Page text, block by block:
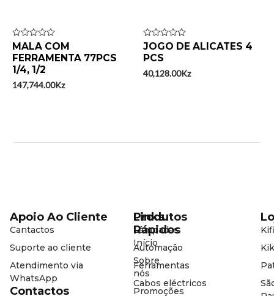
Avaliação
0
de
5
MALA COM
FERRAMENTA 77PCS
1/4, 1/2
147,744.00Kz
Avaliação
0
de
5
JOGO DE ALICATES 4
PCS
40,128.00Kz
Produtos
Lâmpadas
Automação
Ferramentas
Cabos eléctricos
Links
Rápidos
Início
Sobre
nós
Promoções
Apoio Ao Cliente
Cantactos
Suporte ao cliente
Atendimento via
WhatsApp
Contactos